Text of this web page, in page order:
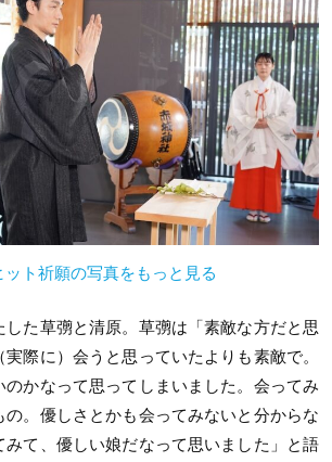
ット祈願の写真をもっと見る
した草彅と清原。草彅は「素敵な方だと思
際に）会うと思っていたよりも素敵で。
のかなって思ってしまいました。会ってみ
の。優しさとかも会ってみないと分からな
みて、優しい娘だなって思いました」と語